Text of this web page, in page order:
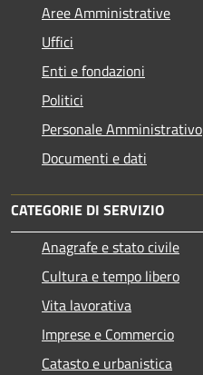
Aree Amministrative
Uffici
Enti e fondazioni
Politici
Personale Amministrativo
Documenti e dati
CATEGORIE DI SERVIZIO
Anagrafe e stato civile
Cultura e tempo libero
Vita lavorativa
Imprese e Commercio
Catasto e urbanistica